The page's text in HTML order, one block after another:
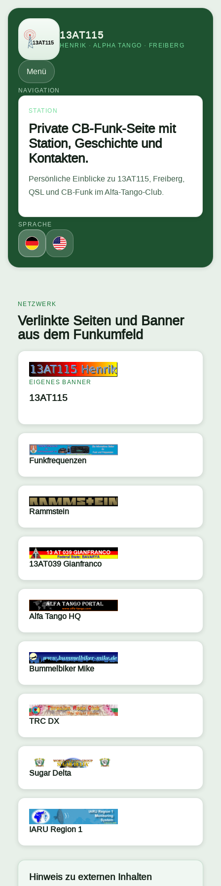
13AT115
HENRIK · ALPHA TANGO · FREIBERG
Menü
NAVIGATION
STATION
Private CB-Funk-Seite mit
Station, Geschichte und
Kontakten.
Persönliche Einblicke zu 13AT115, Freiberg,
QSL und CB-Funk im Alfa-Tango-Club.
SPRACHE
NETZWERK
Verlinkte Seiten und Banner
aus dem Funkumfeld
EIGENES BANNER
13AT115
Funkfrequenzen
Rammstein
13AT039 Gianfranco
Alfa Tango HQ
Bummelbiker Mike
TRC DX
Sugar Delta
IARU Region 1
Hinweis zu externen Inhalten